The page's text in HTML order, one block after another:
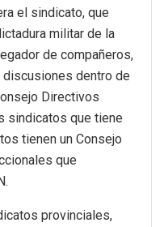
el sindicato, que
militar de la
de compañeros,
dentro de
Directivos
sindicatos que tiene
tienen un Consejo
que
provinciales,